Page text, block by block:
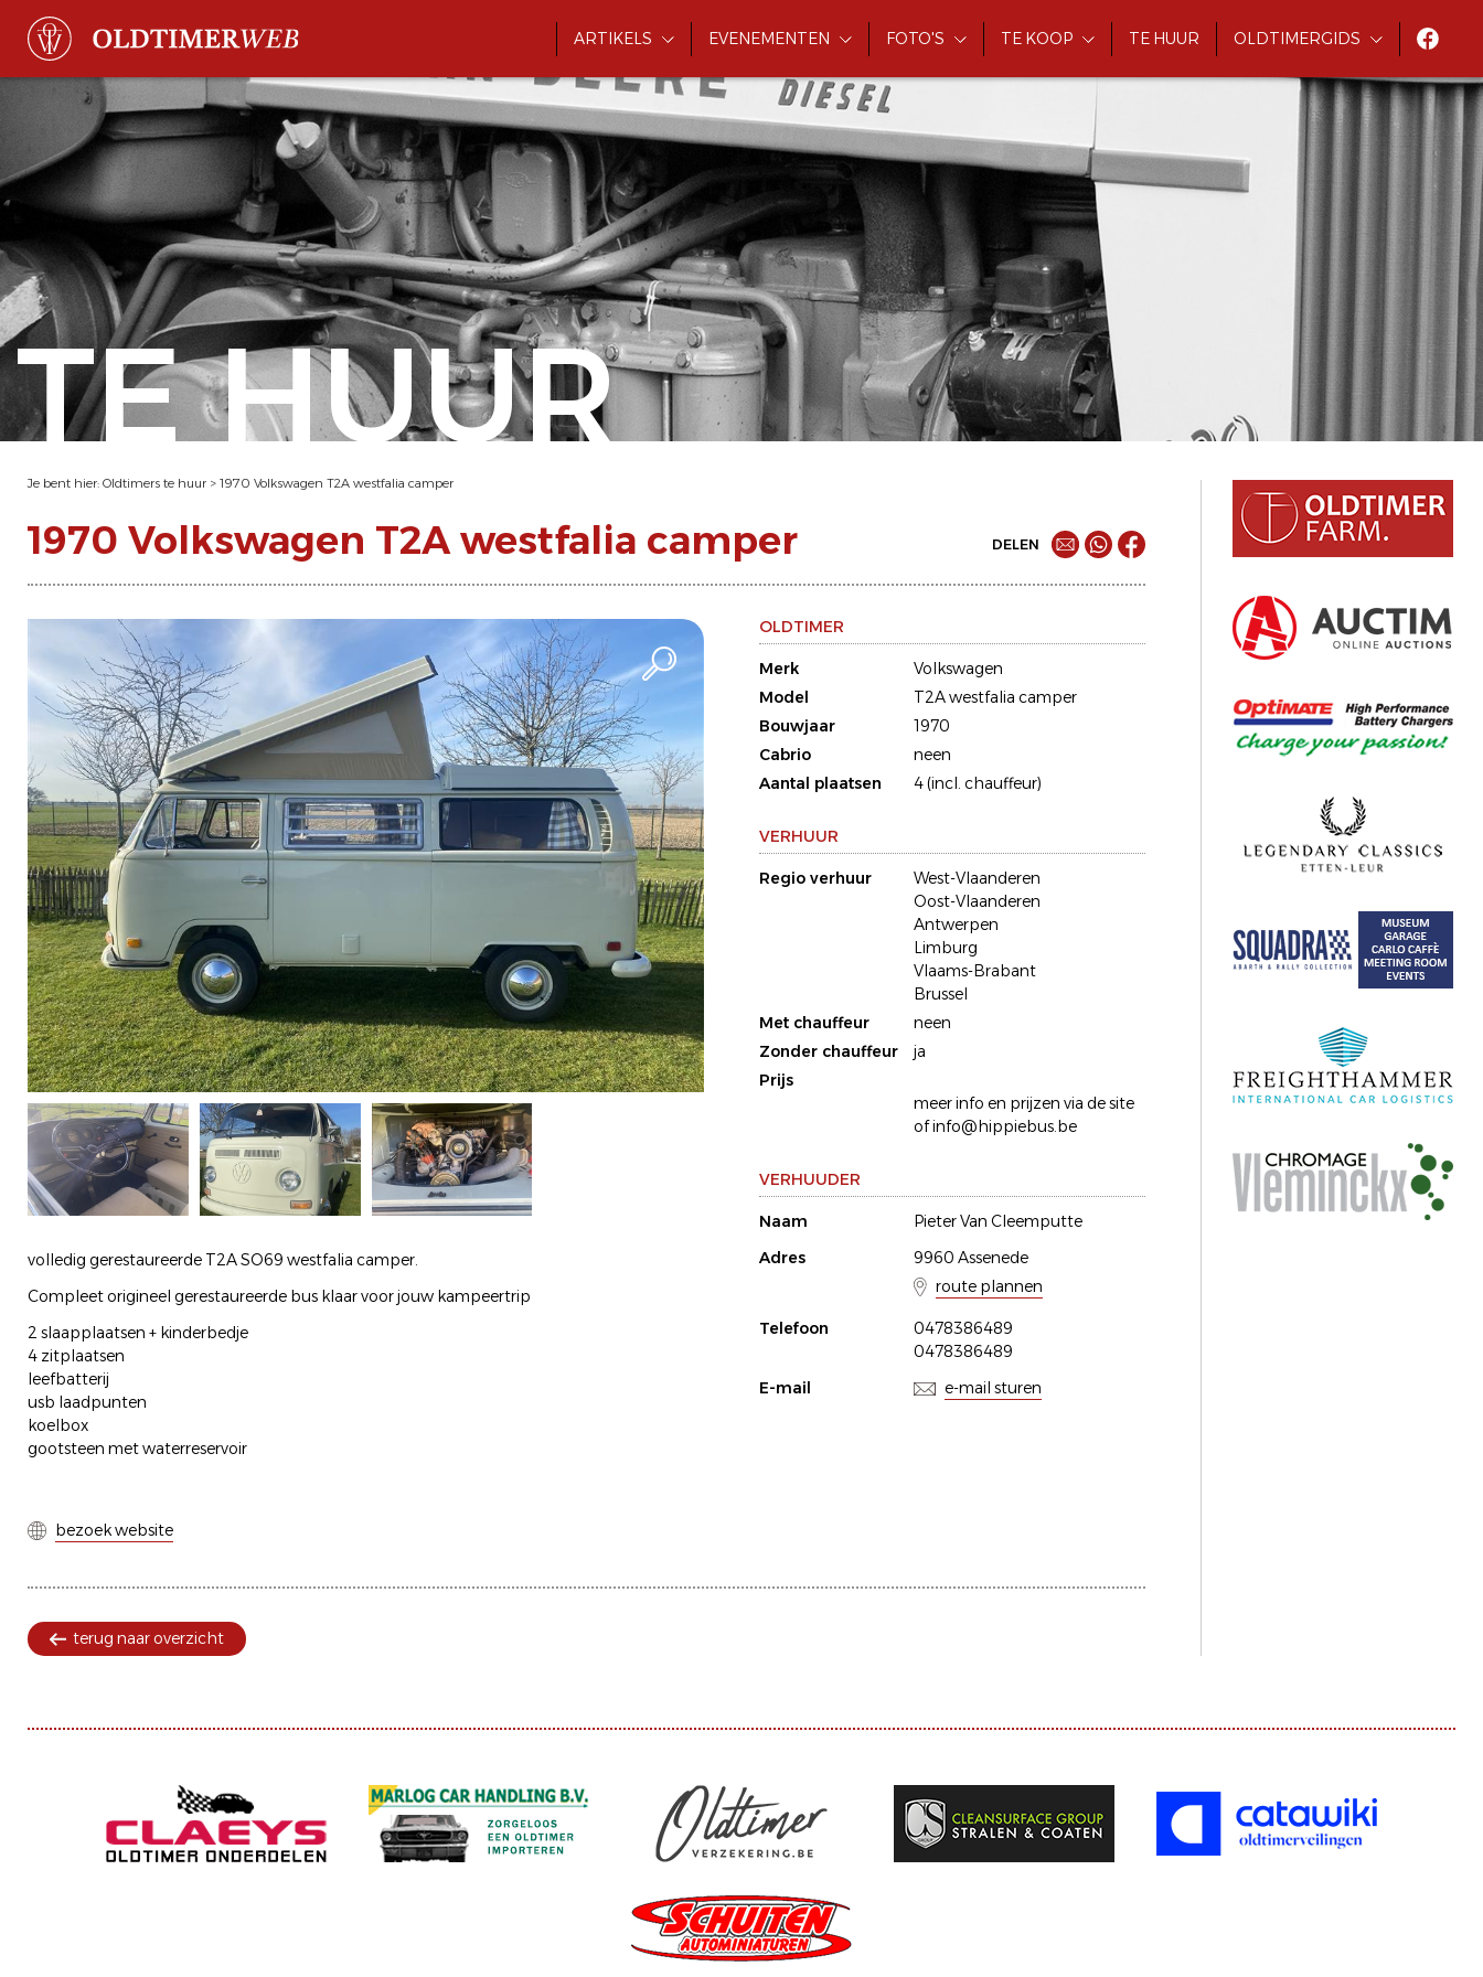
ARTIKELS EVENEMENTEN FOTO'S TE KOOP TE HUUR OLDTIMERGIDS
TE HUUR
Je bent hier: Oldtimers te huur > 1970 Volkswagen T2A westfalia camper
1970 Volkswagen T2A westfalia camper DELEN
volledig gerestaureerde T2A SO69 westfalia camper.
Compleet origineel gerestaureerde bus klaar voor jouw kampeertrip
2 slaapplaatsen + kinderbedje
4 zitplaatsen
leefbatterij
usb laadpunten
koelbox
gootsteen met waterreservoir
bezoek website
OLDTIMER
Merk
Volkswagen
Model
T2A westfalia camper
Bouwjaar
1970
Cabrio
neen
Aantal plaatsen
4 (incl. chauffeur)
VERHUUR
Regio verhuur
West-Vlaanderen
Oost-Vlaanderen
Antwerpen
Limburg
Vlaams-Brabant
Brussel
Met chauffeur
neen
Zonder chauffeur
ja
Prijs
meer info en prijzen via de site
of info@hippiebus.be
VERHUUDER
Naam
Pieter Van Cleemputte
Adres
9960 Assenede
route plannen
Telefoon
0478386489
0478386489
E-mail
e-mail sturen
terug naar overzicht